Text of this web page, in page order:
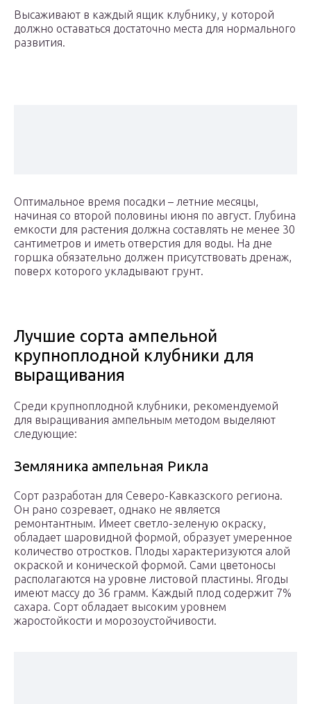
Высаживают в каждый ящик клубнику, у которой
должно оставаться достаточно места для нормального
развития.
Оптимальное время посадки – летние месяцы,
начиная со второй половины июня по август. Глубина
емкости для растения должна составлять не менее 30
сантиметров и иметь отверстия для воды. На дне
горшка обязательно должен присутствовать дренаж,
поверх которого укладывают грунт.
Лучшие сорта ампельной
крупноплодной клубники для
выращивания
Среди крупноплодной клубники, рекомендуемой
для выращивания ампельным методом выделяют
следующие:
Земляника ампельная Рикла
Сорт разработан для Северо-Кавказского региона.
Он рано созревает, однако не является
ремонтантным. Имеет светло-зеленую окраску,
обладает шаровидной формой, образует умеренное
количество отростков. Плоды характеризуются алой
окраской и конической формой. Сами цветоносы
располагаются на уровне листовой пластины. Ягоды
имеют массу до 36 грамм. Каждый плод содержит 7%
сахара. Сорт обладает высоким уровнем
жаростойкости и морозоустойчивости.